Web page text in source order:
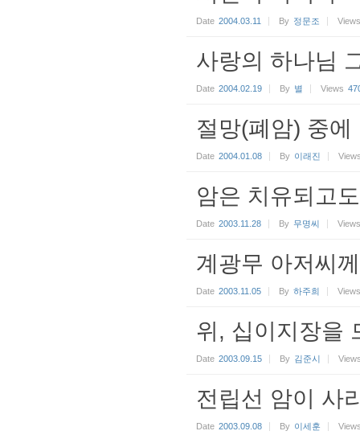
Date 2004.03.11 By 정문조 Views
사랑의 하나님
Date 2004.02.19 By 별 Views
절망(폐암) 중
Date 2004.01.08 By 이래진
암은 치유되고
Date 2003.11.28 By 무명씨 Views
계광무 아저씨께
Date 2003.11.05 By 하주희 Views
위, 십이지장을
Date 2003.09.15 By 김준시
전립선 암이 사
Date 2003.09.08 By 이세훈